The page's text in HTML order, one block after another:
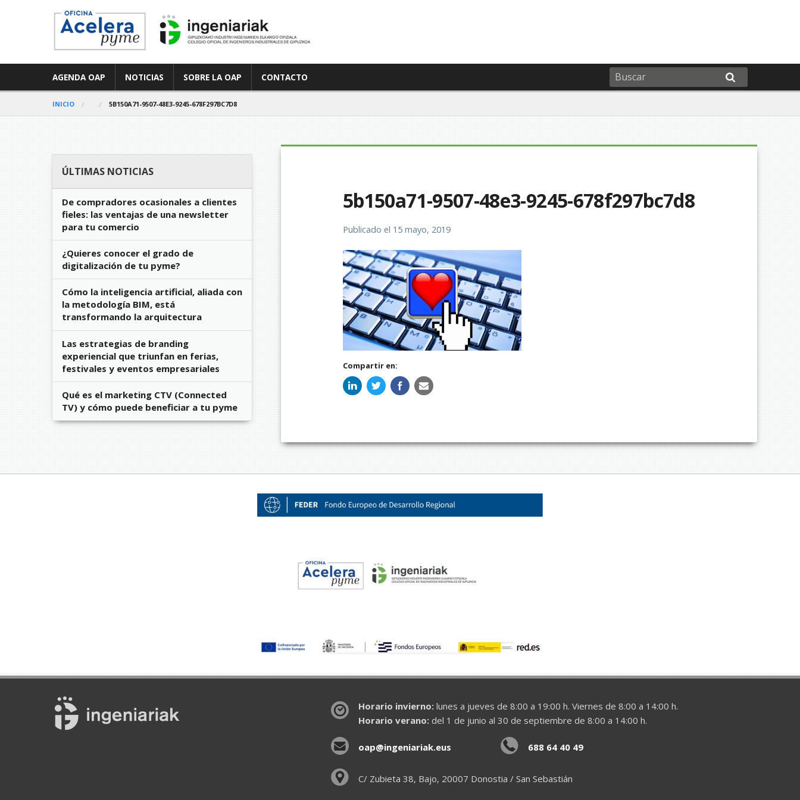
AGENDA OAP NOTICIAS SOBRE LA OAP CONTACTO
INICIO 5B150A71-9507-48E3-9245-678F297BC7D8
5b150a71-9507-48e3-9245-678f297bc7d8
Publicado el 15 mayo, 2019
Compartir en:
ÚLTIMAS NOTICIAS
De compradores ocasionales a clientes
fieles: las ventajas de una newsletter
para tu comercio
¿Quieres conocer el grado de
digitalización de tu pyme?
Cómo la inteligencia artificial, aliada con
la metodología BIM, está
transformando la arquitectura
Las estrategias de branding
experiencial que triunfan en ferias,
festivales y eventos empresariales
Qué es el marketing CTV (Connected
TV) y cómo puede beneficiar a tu pyme
Horario invierno:lunes a jueves de 8:00 a 19:00 h. Viernes de 8:00 a 14:00 h.
Horario verano:del 1 de junio al 30 de septiembre de 8:00 a 14:00 h.
oap@ingeniariak.eus 688 64 40 49
C/ Zubieta 38, Bajo, 20007 Donostia / San Sebastián